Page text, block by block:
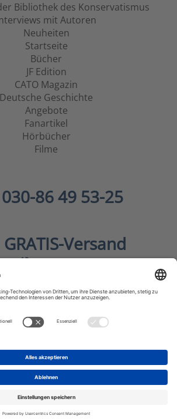
Bibliothek des Konservatismus
mit Autoren
Neuheiten
Startseite
Bücher
JF Edition
CATO Magazin
Deutsche Geschichte
Angebote
Fanartikel
Hörbücher
Filme
030-86 49 53-25
GRATIS-Versand
40
Sicher dank SSL
Preiseinkl. MwSt., zzgl.Versandkosten
Bücher zu Politik, Geschichte,
Wissen u.v.m.